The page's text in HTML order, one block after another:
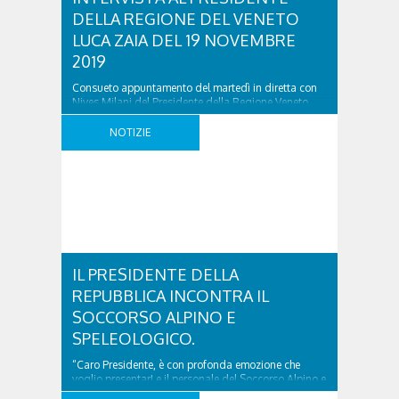
DELLA REGIONE DEL VENETO
LUCA ZAIA DEL 19 NOVEMBRE
2019
Consueto appuntamento del martedì in diretta con
Nives Milani del Presidente della Regione Veneto
Luca Zaia. Ascolta l’intervista dal lettore sottostante:
INTERVISTA AL PRESIDENTE DELLA REGIONE DEL
NOTIZIE
IL PRESIDENTE DELLA
REPUBBLICA INCONTRA IL
SOCCORSO ALPINO E
SPELEOLOGICO.
“Caro Presidente, è con profonda emozione che
voglio presentarLe il personale del Soccorso Alpino e
Speleologico: uomini e donne di tutt’Italia, oggi a